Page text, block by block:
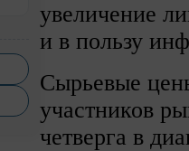
увеличение
и в пользу
Сырьевые
участников
четверга в